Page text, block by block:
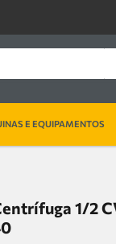
E EQUIPAMENTOS
1/2